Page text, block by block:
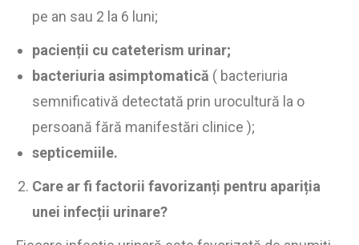
pe an sau 2 la 6 luni;
pacienții cu cateterism urinar;
bacteriuria asimptomatică ( bacteriuria
semnificativă detectată prin urocultură la o
persoană fără manifestări clinice );
septicemiile.
Care ar fi factorii favorizanți pentru apariția
unei infecții urinare?